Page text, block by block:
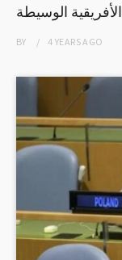
الأفريقية الوسيطة
BY 4 YEARSAGO